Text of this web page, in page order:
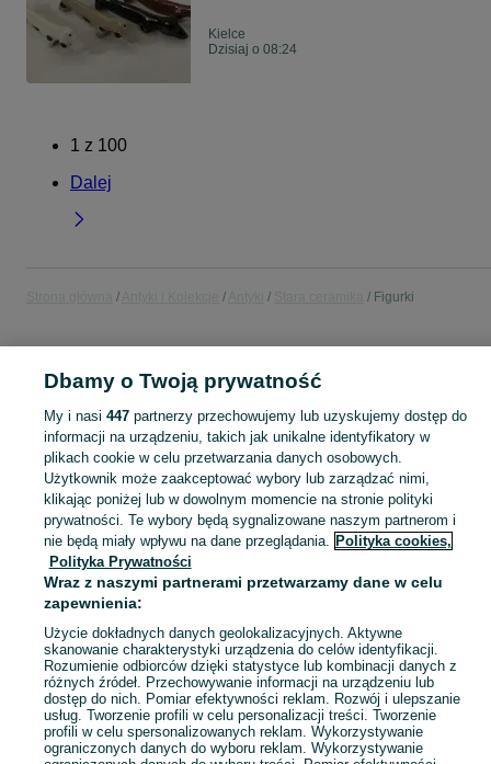
Kielce
Dzisiaj o 08:24
1 z 100
Dalej
Figurki
KATEGORIA
Skorzystaj z największego serwisu ogłoszeniowego w Polsce. Kupuj to, czego pragniesz i sprzedawaj to, czego już nie potrzebujesz w kategorii Figurki!
Mapa kategorii
Mapa miejscowości
Mapa ministron
Popularne wyszukiwania
Dbamy o Twoją prywatność
My i nasi 447partnerzy przechowujemy lub uzyskujemy dostęp do
informacji na urządzeniu, takich jak unikalne identyfikatory w
plikach cookie w celu przetwarzania danych osobowych.
Użytkownik może zaakceptować wybory lub zarządzać nimi,
klikając poniżej lub w dowolnym momencie na stronie polityki
prywatności. Te wybory będą sygnalizowane naszym partnerom i
nie będą miały wpływu na dane przeglądania. Polityka cookies,
Polityka Prywatności
Wraz z naszymi partnerami przetwarzamy dane w celu
zapewnienia:
Użycie dokładnych danych geolokalizacyjnych. Aktywne
skanowanie charakterystyki urządzenia do celów identyfikacji.
Rozumienie odbiorców dzięki statystyce lub kombinacji danych z
różnych źródeł. Przechowywanie informacji na urządzeniu lub
dostęp do nich. Pomiar efektywności reklam. Rozwój i ulepszanie
usług. Tworzenie profili w celu personalizacji treści. Tworzenie
profili w celu spersonalizowanych reklam. Wykorzystywanie
ograniczonych danych do wyboru reklam. Wykorzystywanie